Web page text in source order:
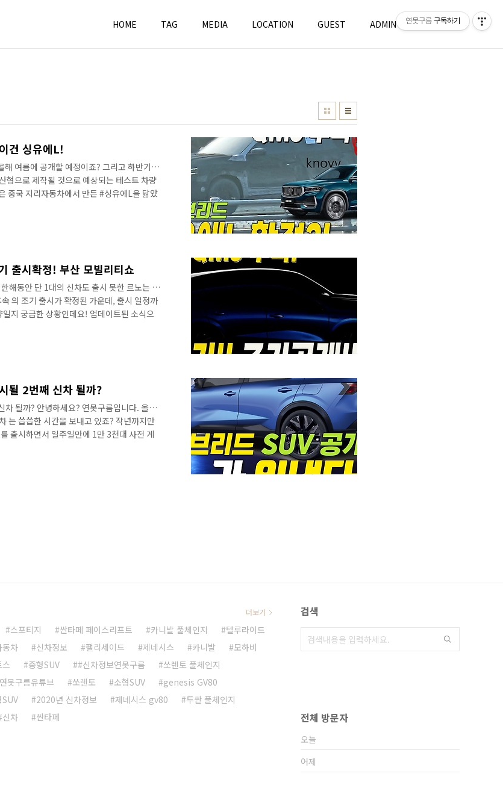
HOME TAG MEDIA LOCATION GUEST ADMIN WRITE
건 싱유에L!
여름에 공개할 예정이죠? 그리고 하반기에
형으로 제작될 것으로 예상되는 테스트 차량
중국 지리자동차에서 만든 #싱유에L을 닮았
보시죠! 네이버 남차카페 ‘대구ll마데바’
출시확정! 부산 모빌리티쇼
해동안 단 1대의 신차도 출시 못한 르노는 확
의 조기 출시가 확정된 가운데, 출시 일정까
지 궁금한 상황인데요! 업데이트된 소식으
했어요! 이 당시 처음으로 중국 길리자동차
될 2번째 신차 될까?
될까? 안녕하세요? 연못구름입니다. 올해
는 씁씁한 시간을 보내고 있죠? 작년까지만
출시하면서 일주일만에 1만 3천대 사전 계
국내에 방한하면서 르노의 비전을 공개했습
스포티지 싼타페 페이스리프트 카니발 풀체인지
텔루라이드
동차 신차정보 팰리세이드 제네시스 카니발
모하비
스 중형SUV #신차정보연못구름
쏘렌토 풀체인지
못구름유튜브 쏘렌토 소형SUV
genesis GV80
SUV 2020년 신차정보 제네시스 gv80
투싼 풀체인지
신차 싼타페
더보기 검색
전체 방문자
오늘
어제
연못구름 구독하기